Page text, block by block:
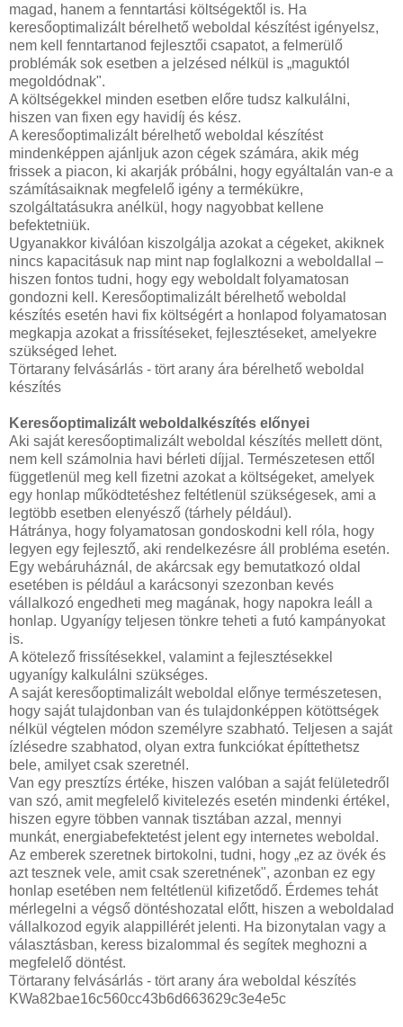
magad, hanem a fenntartási költségektől is. Ha
keresőoptimalizált bérelhető weboldal készítést igényelsz,
nem kell fenntartanod fejlesztői csapatot, a felmerülő
problémák sok esetben a jelzésed nélkül is „maguktól
megoldódnak".
A költségekkel minden esetben előre tudsz kalkulálni,
hiszen van fixen egy havidíj és kész.
A keresőoptimalizált bérelhető weboldal készítést
mindenképpen ajánljuk azon cégek számára, akik még
frissek a piacon, ki akarják próbálni, hogy egyáltalán van-e a
számításaiknak megfelelő igény a termékükre,
szolgáltatásukra anélkül, hogy nagyobbat kellene
befektetniük.
Ugyanakkor kiválóan kiszolgálja azokat a cégeket, akiknek
nincs kapacitásuk nap mint nap foglalkozni a weboldallal –
hiszen fontos tudni, hogy egy weboldalt folyamatosan
gondozni kell. Keresőoptimalizált bérelhető weboldal
készítés esetén havi fix költségért a honlapod folyamatosan
megkapja azokat a frissítéseket, fejlesztéseket, amelyekre
szükséged lehet.
Törtarany felvásárlás - tört arany ára bérelhető weboldal
készítés
Keresőoptimalizált weboldalkészítés előnyei
Aki saját keresőoptimalizált weboldal készítés mellett dönt,
nem kell számolnia havi bérleti díjjal. Természetesen ettől
függetlenül meg kell fizetni azokat a költségeket, amelyek
egy honlap működtetéshez feltétlenül szükségesek, ami a
legtöbb esetben elenyésző (tárhely például).
Hátránya, hogy folyamatosan gondoskodni kell róla, hogy
legyen egy fejlesztő, aki rendelkezésre áll probléma esetén.
Egy webáruháznál, de akárcsak egy bemutatkozó oldal
esetében is például a karácsonyi szezonban kevés
vállalkozó engedheti meg magának, hogy napokra leáll a
honlap. Ugyanígy teljesen tönkre teheti a futó kampányokat
is.
A kötelező frissítésekkel, valamint a fejlesztésekkel
ugyanígy kalkulálni szükséges.
A saját keresőoptimalizált weboldal előnye természetesen,
hogy saját tulajdonban van és tulajdonképpen kötöttségek
nélkül végtelen módon személyre szabható. Teljesen a saját
ízlésedre szabhatod, olyan extra funkciókat építtethetsz
bele, amilyet csak szeretnél.
Van egy presztízs értéke, hiszen valóban a saját felületedről
van szó, amit megfelelő kivitelezés esetén mindenki értékel,
hiszen egyre többen vannak tisztában azzal, mennyi
munkát, energiabefektetést jelent egy internetes weboldal.
Az emberek szeretnek birtokolni, tudni, hogy „ez az övék és
azt tesznek vele, amit csak szeretnének", azonban ez egy
honlap esetében nem feltétlenül kifizetődő. Érdemes tehát
mérlegelni a végső döntéshozatal előtt, hiszen a weboldalad
vállalkozod egyik alappillérét jelenti. Ha bizonytalan vagy a
választásban, keress bizalommal és segítek meghozni a
megfelelő döntést.
Törtarany felvásárlás - tört arany ára weboldal készítés
KWa82bae16c560cc43b6d663629c3e4e5c